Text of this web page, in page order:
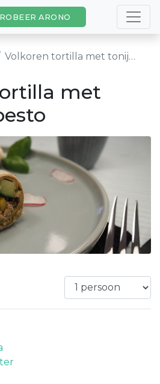
ARONO
Volkoren tortilla met tonijn en pesto
met